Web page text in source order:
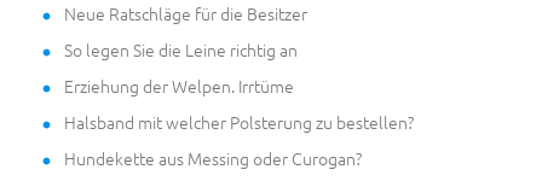
Neue Ratschläge für die Besitzer
So legen Sie die Leine richtig an
Erziehung der Welpen. Irrtüme
Halsband mit welcher Polsterung zu bestellen?
Hundekette aus Messing oder Curogan?